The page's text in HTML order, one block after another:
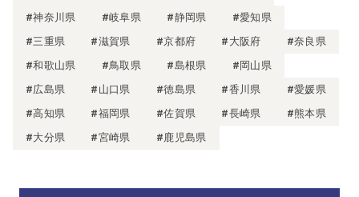
#神奈川県
#岐阜県 #静岡県
#愛知県
#三重県
#滋賀県 #京都府 #大阪府
#奈良県
#和歌山県
#鳥取県 #島根県
#岡山県
#広島県
#山口県 #徳島県 #香川県
#愛媛県
#高知県
#福岡県 #佐賀県 #長崎県
#熊本県
#大分県
#宮崎県 #鹿児島県